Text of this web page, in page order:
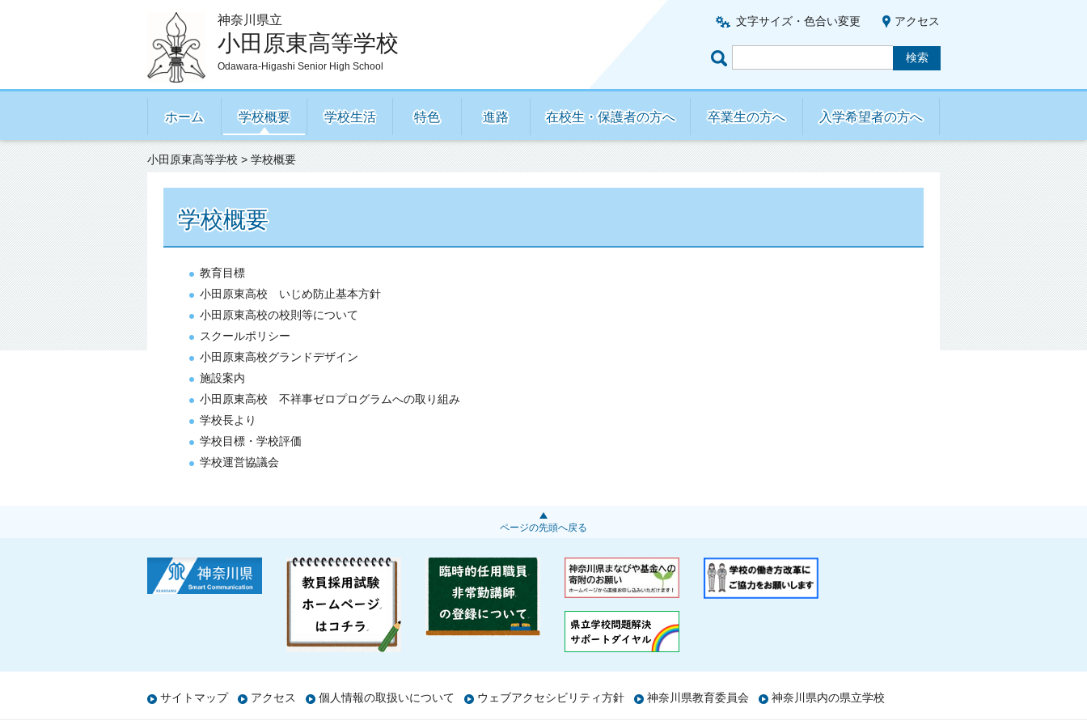
神奈川県立
小田原東高等学校
Odawara-Higashi Senior High School
文字サイズ・色合い変更 アクセス
ホーム 学校概要 学校生活 特色 進路 在校生・保護者の方へ 卒業生の方へ 入学希望者の方へ
小田原東高等学校 > 学校概要
学校概要
教育目標
小田原東高校 いじめ防止基本方針
小田原東高校の校則等について
スクールポリシー
小田原東高校グランドデザイン
施設案内
小田原東高校 不祥事ゼロプログラムへの取り組み
学校長より
学校目標・学校評価
学校運営協議会
ページの先頭へ戻る
サイトマップ アクセス 個人情報の取扱いについて ウェブアクセシビリティ方針 神奈川県教育委員会 神奈川県内の県立学校